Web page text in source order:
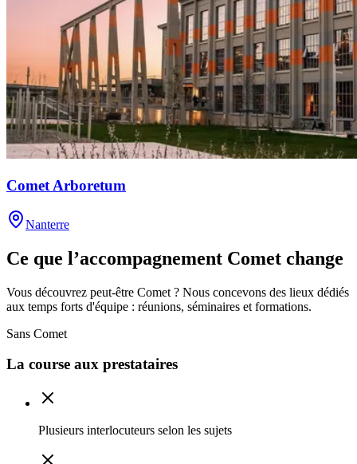
Comet Arboretum
Nanterre
Ce que l’accompagnement Comet change
Vous découvrez peut-être Comet ? Nous concevons des lieux dédiés
aux temps forts d'équipe : réunions, séminaires et formations.
Sans Comet
La course aux prestataires
Plusieurs interlocuteurs selon les sujets